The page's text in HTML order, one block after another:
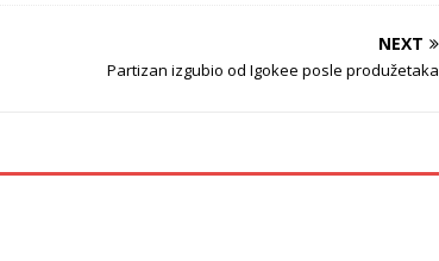
NEXT
Partizan izgubio od Igokee posle produžetaka